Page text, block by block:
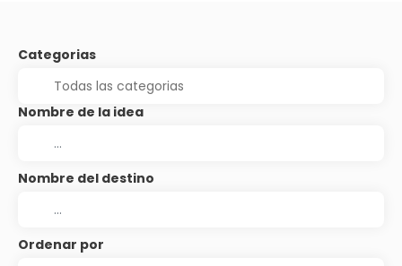
Categorias
Nombre de la idea
Nombre del destino
Ordenar por